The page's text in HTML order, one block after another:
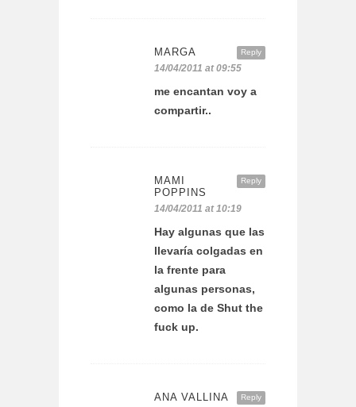
Reply
MARGA
14/04/2011 at 09:55
me encantan voy a
compartir..
Reply
MAMI
POPPINS
14/04/2011 at 10:19
Hay algunas que las
llevaría colgadas en
la frente para
algunas personas,
como la de Shut the
fuck up.
Reply
ANA VALLINA